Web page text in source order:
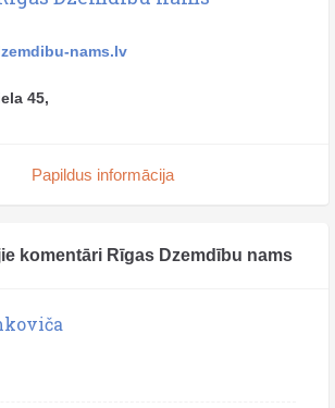
nams.lv
45,
Papildus informācija
komentāri Rīgas Dzemdību nams